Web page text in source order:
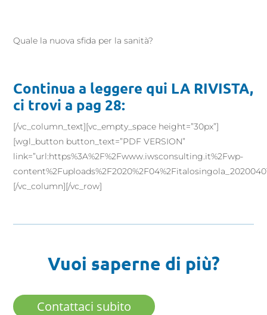
Quale la nuova sfida per la sanità?
Continua a leggere qui LA RIVISTA,
ci trovi a pag 28:
[/vc_column_text][vc_empty_space height=”30px”]
[wgl_button button_text=”PDF VERSION”
link=”url:https%3A%2F%2Fwww.iwsconsulting.it%2Fwp-
[/vc_column][/vc_row]
Vuoi saperne di più?
Contattaci subito